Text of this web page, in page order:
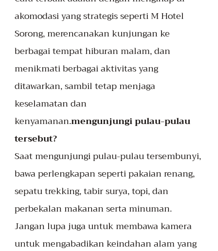
akomodasi yang strategis seperti M Hotel
Sorong, merencanakan kunjungan ke
berbagai tempat hiburan malam, dan
menikmati berbagai aktivitas yang
ditawarkan, sambil tetap menjaga
keselamatan dan
kenyamanan.mengunjungi pulau-pulau
tersebut?
Saat mengunjungi pulau-pulau tersembunyi,
bawa perlengkapan seperti pakaian renang,
sepatu trekking, tabir surya, topi, dan
perbekalan makanan serta minuman.
Jangan lupa juga untuk membawa kamera
untuk mengabadikan keindahan alam yang